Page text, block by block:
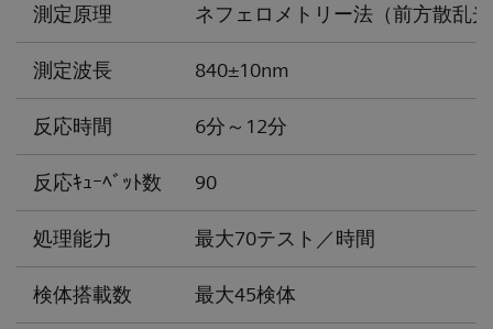
測定原理 ネフェロメトリー法（前方散乱
測定波長 840±10nm
反応時間 6分～12分
反応ｷｭｰﾍﾞｯﾄ数 90
処理能力 最大70テスト／時間
検体搭載数 最大45検体